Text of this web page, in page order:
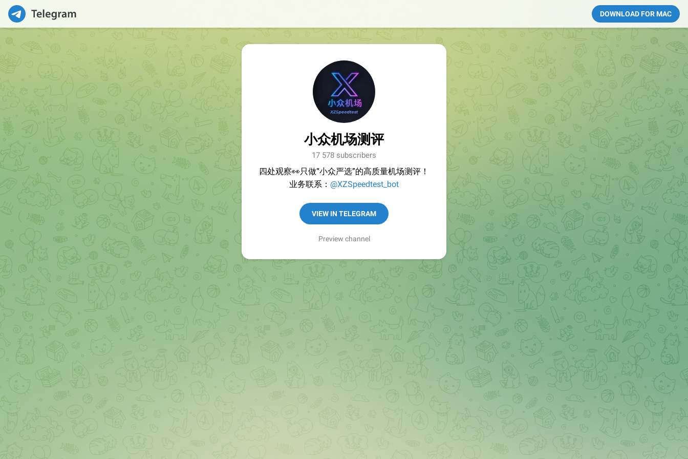
DOWNLOAD FOR MAC
小众机场测评
17 578 subscribers
四处观察👀只做“小众严选”的高质量机场测评！
业务联系： @XZSpeedtest_bot
VIEW IN TELEGRAM
Preview channel